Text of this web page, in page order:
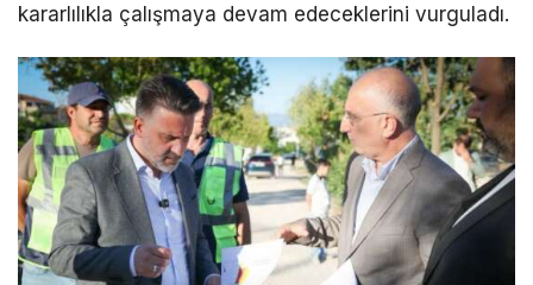
kararlılıkla çalışmaya devam edeceklerini vurguladı.